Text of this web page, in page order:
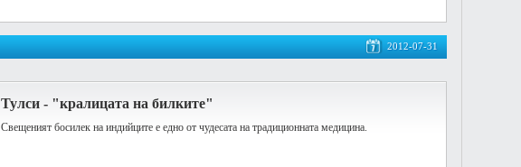
2012-07-31
Тулси - "кралицата на билките"
Свещеният босилек на индийците е едно от чудесата на традиционната медицина.